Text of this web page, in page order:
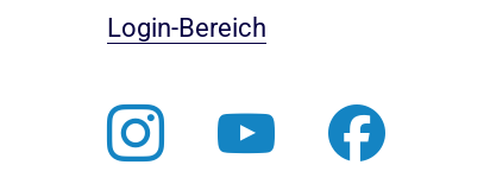
Login-Bereich